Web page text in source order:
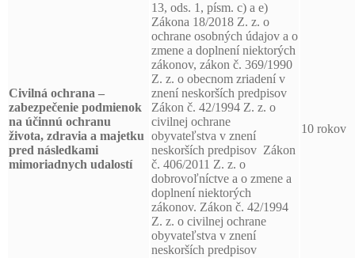
Civilná ochrana –
zabezpečenie podmienok
na účinnú ochranu
života, zdravia a majetku
pred následkami
mimoriadnych udalostí
13, ods. 1, písm. c) a e)
Zákona 18/2018 Z. z. o
ochrane osobných údajov a o
zmene a doplnení niektorých
zákonov, zákon č. 369/1990
Z. z. o obecnom zriadení v
znení neskorších predpisov
Zákon č. 42/1994 Z. z. o
civilnej ochrane
obyvateľstva v znení
neskorších predpisov Zákon
č. 406/2011 Z. z. o
dobrovoľníctve a o zmene a
doplnení niektorých
zákonov. Zákon č. 42/1994
Z. z. o civilnej ochrane
obyvateľstva v znení
neskorších predpisov
10 rokov